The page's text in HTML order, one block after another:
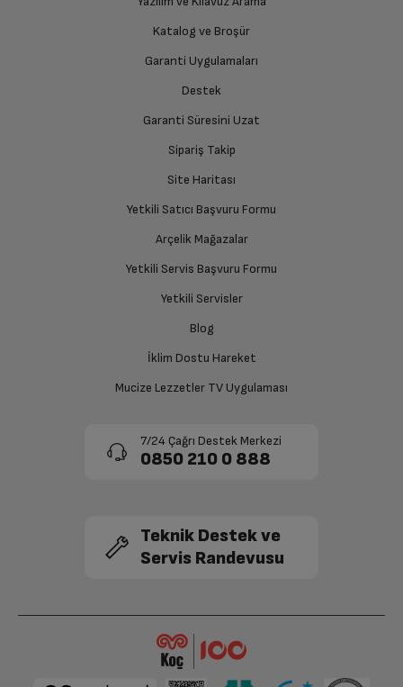
Katalog ve Broşür
Garanti Uygulamaları
Destek
Garanti Süresini Uzat
Sipariş Takip
Site Haritası
Yetkili Satıcı Başvuru Formu
Arçelik Mağazalar
Yetkili Servis Başvuru Formu
Yetkili Servisler
Blog
İklim Dostu Hareket
Mucize Lezzetler TV Uygulaması
7/24 Çağrı Destek Merkezi
0850 210 0 888
Teknik Destek ve
Servis Randevusu